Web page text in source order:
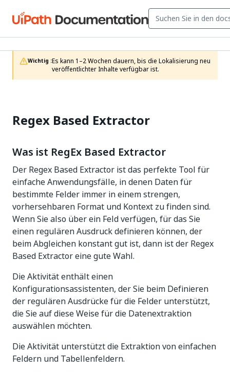
Wichtig :Es kann 1–2 Wochen dauern, bis die Lokalisierung neu
veröffentlichter Inhalte verfügbar ist.
Regex Based Extractor
Was ist RegEx Based Extractor
Der Regex Based Extractor ist das perfekte Tool für
einfache Anwendungsfälle, in denen Daten für
bestimmte Felder immer in einem strengen,
vorhersehbaren Format und Kontext zu finden sind.
Wenn Sie also über ein Feld verfügen, für das Sie
einen regulären Ausdruck definieren können, der
beim Abgleichen konstant gut ist, dann ist der Regex
Based Extractor eine gute Wahl.
Die Aktivität enthält einen
Konfigurationsassistenten, der Sie beim Definieren
der regulären Ausdrücke für die Felder unterstützt,
die Sie auf diese Weise für die Datenextraktion
auswählen möchten.
Die Aktivität unterstützt die Extraktion von einfachen
Feldern und Tabellenfeldern.